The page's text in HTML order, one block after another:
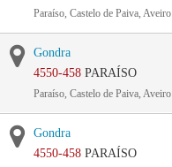
Paraíso, Castelo de Paiva, Aveiro
Gondra
4550-458 PARAÍSO
Paraíso, Castelo de Paiva, Aveiro
Gondra
4550-458 PARAÍSO